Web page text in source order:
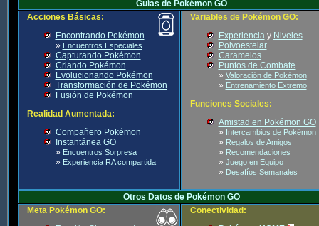
Guías de Pokémon GO
Acciones Básicas:
Encontrando Pokémon
» Encuentros Especiales
Capturando Pokémon
Criando Pokémon
Evolucionando Pokémon
Transformación de Pokémon
Fusión de Pokémon
Realidad Aumentada:
Compañero Pokémon
Instantánea GO
» Encuentros Sorpresa
» Experiencia RA compartida
Variables de Pokémon GO:
Experienciay Niveles
Polvoestelar
Caramelos
Puntos de Combate
» Valoración de Pokémon
» Entrenamiento Extremo
Funciones Sociales:
Amistad en Pokémon GO
» Intercambios de Pokémon
» Regalos de Amigos
» Recomendaciones
» Juego en Equipo
» Desafíos Semanales
Otros Datos de Pokémon GO
Meta Pokémon GO:
Conectividad: